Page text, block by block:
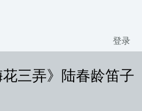
登录
三弄》陆春龄笛子